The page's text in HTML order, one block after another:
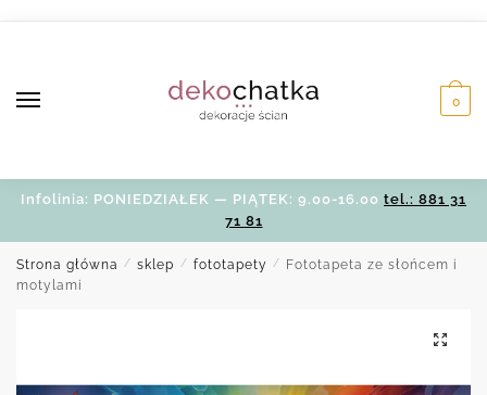
0
Infolinia: PONIEDZIAŁEK — PIĄTEK: 9.00-16.00 tel.: 881 31
71 81
Strona główna / sklep / fototapety /
Fototapeta ze słońcem i
motylami